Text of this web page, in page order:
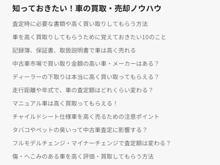
知っておきたい！車の買取・売却ノウハウ
査定時に必要な書類や高く買い取りしてもらう方法
車を高く買取りしてもらうために覚えておきたい10のこと
記録簿、保証書、取扱説明書で車は高く売れる
中古車市場で買い取り金額の高い車・メーカーはある？
ディーラーの下取りは本当に高く買い取ってもらえる？
走行距離や年式で、車の査定額はどれくらい変わる？
マニュアル車は高く買取ってもらえる！
チャイルドシート仕様車を高く売るための注意ポイント
タバコやペットの臭いって中古車査定に影響する？
フルモデルチェンジ・マイナーチェンジで査定額は変わる？
傷・へこみのある車を高く評価・買取してもらう方法